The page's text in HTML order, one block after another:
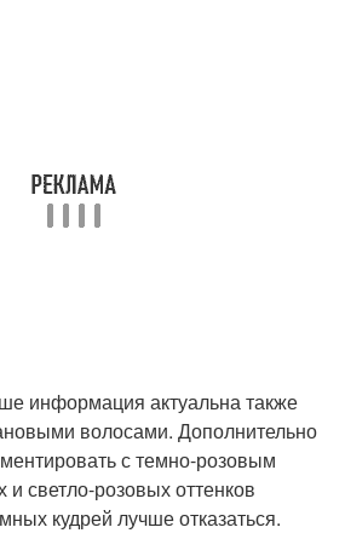
информация актуальна также
волосами. Дополнительно
с темно-розовым
светло-розовых оттенков
кудрей лучше отказаться.